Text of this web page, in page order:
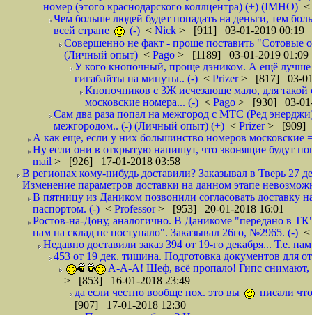
номер (этого краснодарского коллцентра) (+) (IMHO) <
Чем больше людей будет попадать на деньги, тем
всей стране
(-) < Nick > [911] 03-01-2019 00:19
Совершенно не факт - проще поставить "Сотовые
(Личный опыт) < Pago > [1189] 03-01-2019 01:09
У кого кнопочный, проще дэником. А ещё лучше
гигабайты на минуты.. (-) < Prizer> [817] 03-
Кнопочников с 3Ж исчезающе мало, для такой
московские номера... (-) < Pago > [930] 03-01-
Сам два раза попал на межгород с МТС (Ред
межгородом.. (-) (Личный опыт) (+) < Prizer> [909]
А как еще, если у них большинство номеров московские
Ну если они в открытую напишут, что звонящие будут
mail > [926] 17-01-2018 03:58
В регионах кому-нибудь доставили? Заказывал в Тверь 27
Изменение параметров доставки на данном этапе
В пятницу из Даником позвонили согласовать доставку
паспортом. (-) < Professor> [953] 20-01-2018 16:01
Ростов-на-Дону, аналогично. В Даникоме "передано в
нам на склад не поступало". Заказывал 26го, №2965. (-) <
Недавно доставили заказ 394 от 19-го декабря... Т.е.
453 от 19 дек. тишина. Подготовка документов для
А-А-А! Шеф, всё пропало! Гипс снимают,
> [853] 16-01-2018 23:49
да если честно вообще пох. это вы
писали
[907] 17-01-2018 12:30